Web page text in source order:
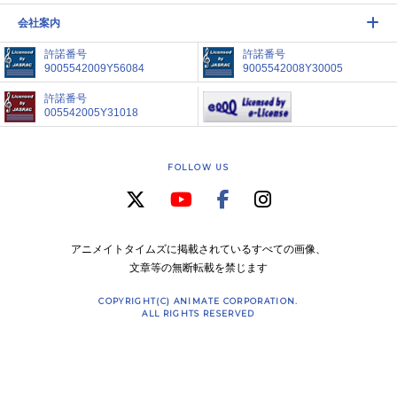
会社案内
許諾番号
9005542009Y56084
許諾番号
9005542008Y30005
許諾番号
005542005Y31018
FOLLOW US
アニメイトタイムズに掲載されているすべての画像、
文章等の無断転載を禁じます
COPYRIGHT(C) ANIMATE CORPORATION.
ALL RIGHTS RESERVED